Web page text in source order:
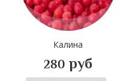
Калина
280 руб